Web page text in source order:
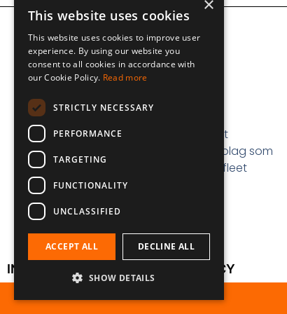
Fleetmanager Leasing är ett
märkesoberoende finansbolag som
erbjuder premiumbilar och fleet
management till företag.
INTEGRITETSPOLICY COOKIE POLICY
This website uses cookies
This website uses cookies to improve user
experience. By using our website you
consent to all cookies in accordance with
our Cookie Policy. Read more
STRICTLY NECESSARY
PERFORMANCE
TARGETING
FUNCTIONALITY
UNCLASSIFIED
ACCEPT ALL DECLINE ALL
SHOW DETAILS